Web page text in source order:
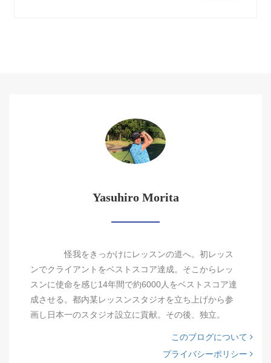
Yasuhiro Morita
怪我をきっかけにレッスンの道へ。初レッス
ンでクライアントをベストスコア達成。そこからレッ
スンに使命を感じ14年間で約6000人をベストスコア達
成させる。都内某レッスンスタジオを立ち上げから参
画し日本一のスタジオ設立に貢献。その後、独立。
このブログについて
プライバシーポリシー